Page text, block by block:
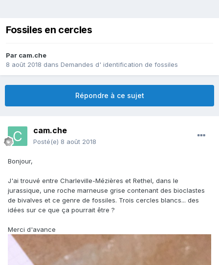
Fossiles en cercles
Par cam.che
8 août 2018 dans Demandes d' identification de fossiles
Répondre à ce sujet
cam.che
Posté(e) 8 août 2018
Bonjour,
J'ai trouvé entre Charleville-Mézières et Rethel, dans le
jurassique, une roche marneuse grise contenant des bioclastes
de bivalves et ce genre de fossiles. Trois cercles blancs... des
idées sur ce que ça pourrait être ?
Merci d'avance